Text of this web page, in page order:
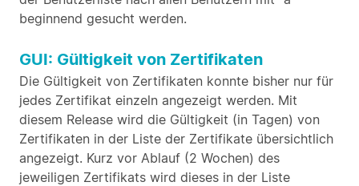
beginnend gesucht werden.
GUI: Gültigkeit von Zertifikaten
Die Gültigkeit von Zertifikaten konnte bisher nur für
jedes Zertifikat einzeln angezeigt werden. Mit
diesem Release wird die Gültigkeit (in Tagen) von
Zertifikaten in der Liste der Zertifikate übersichtlich
angezeigt. Kurz vor Ablauf (2 Wochen) des
jeweiligen Zertifikats wird dieses in der Liste